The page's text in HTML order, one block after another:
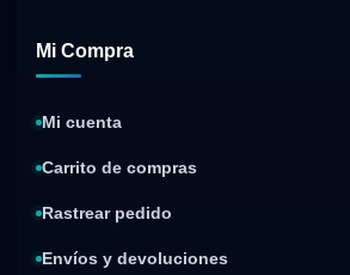
Mi Compra
Mi cuenta
Carrito de compras
Rastrear pedido
Envíos y devoluciones